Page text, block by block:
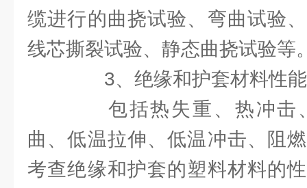
缆进行的曲挠试验、弯曲试验
线芯撕裂试验、静态曲挠试验等
3、绝缘和护套材料性
包括热失重、热冲击
曲、低温拉伸、低温冲击、阻
考查绝缘和护套的塑料材料的